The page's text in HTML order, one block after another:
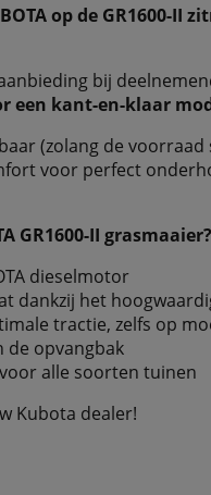
op de GR1600-II
bij
een kant-en-klaar
(zolang de
voor perfect
GR1600-II grasmaaier?
dieselmotor
dankzij het
tractie, zelfs op
de opvangbak
alle soorten tuinen
Kubota dealer!